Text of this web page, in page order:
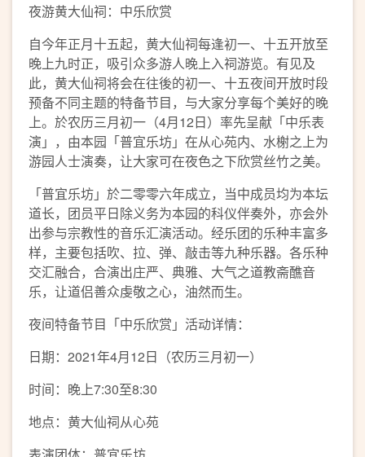
夜游黄大仙祠：中乐欣赏
自今年正月十五起，黄大仙祠每逢初一、十五开放至
晚上九时正，吸引众多游人晚上入祠游览。有见及
此，黄大仙祠将会在往後的初一、十五夜间开放时段
预备不同主题的特备节目，与大家分享每个美好的晚
上。於农历三月初一（4月12日）率先呈献「中乐表
演」，由本园「普宜乐坊」在从心苑内、水榭之上为
游园人士演奏，让大家可在夜色之下欣赏丝竹之美。
「普宜乐坊」於二零零六年成立，当中成员均为本坛
道长，团员平日除义务为本园的科仪伴奏外，亦会外
出参与宗教性的音乐汇演活动。经乐团的乐种丰富多
样，主要包括吹、拉、弹、敲击等九种乐器。各乐种
交汇融合，合演出庄严、典雅、大气之道教斋醮音
乐，让道侣善众虔敬之心，油然而生。
夜间特备节目「中乐欣赏」活动详情：
日期：2021年4月12日（农历三月初一）
时间：晚上7:30至8:30
地点：黄大仙祠从心苑